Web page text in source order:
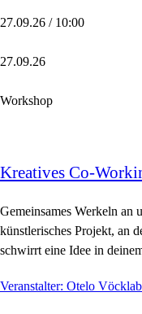
27.09.26 / 10:00
27.09.26
Workshop
Kreatives Co-
Gemeinsames Werkeln an
künstlerisches Projekt, an
schwirrt eine Idee in
Veranstalter: Otelo